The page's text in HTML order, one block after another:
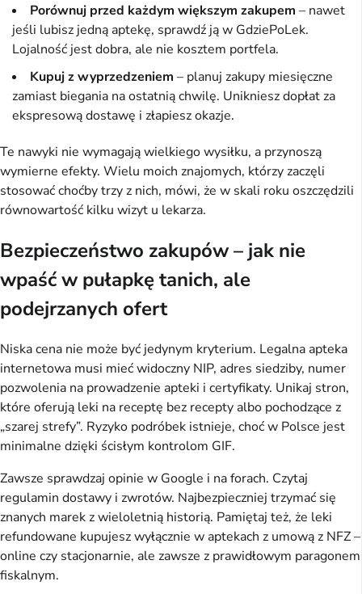
Porównuj przed każdym większym zakupem – nawet
jeśli lubisz jedną aptekę, sprawdź ją w GdziePoLek.
Lojalność jest dobra, ale nie kosztem portfela.
Kupuj z wyprzedzeniem – planuj zakupy miesięczne
zamiast biegania na ostatnią chwilę. Unikniesz dopłat za
ekspresową dostawę i złapiesz okazje.
Te nawyki nie wymagają wielkiego wysiłku, a przynoszą
wymierne efekty. Wielu moich znajomych, którzy zaczęli
stosować choćby trzy z nich, mówi, że w skali roku oszczędzili
równowartość kilku wizyt u lekarza.
Bezpieczeństwo zakupów – jak nie
wpaść w pułapkę tanich, ale
podejrzanych ofert
Niska cena nie może być jedynym kryterium. Legalna apteka
internetowa musi mieć widoczny NIP, adres siedziby, numer
pozwolenia na prowadzenie apteki i certyfikaty. Unikaj stron,
które oferują leki na receptę bez recepty albo pochodzące z
„szarej strefy”. Ryzyko podróbek istnieje, choć w Polsce jest
minimalne dzięki ścisłym kontrolom GIF.
Zawsze sprawdzaj opinie w Google i na forach. Czytaj
regulamin dostawy i zwrotów. Najbezpieczniej trzymać się
znanych marek z wieloletnią historią. Pamiętaj też, że leki
refundowane kupujesz wyłącznie w aptekach z umową z NFZ –
online czy stacjonarnie, ale zawsze z prawidłowym paragonem
fiskalnym.